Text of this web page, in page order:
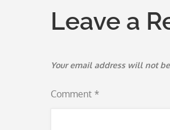
Leave a
Your email address will not
Comment *